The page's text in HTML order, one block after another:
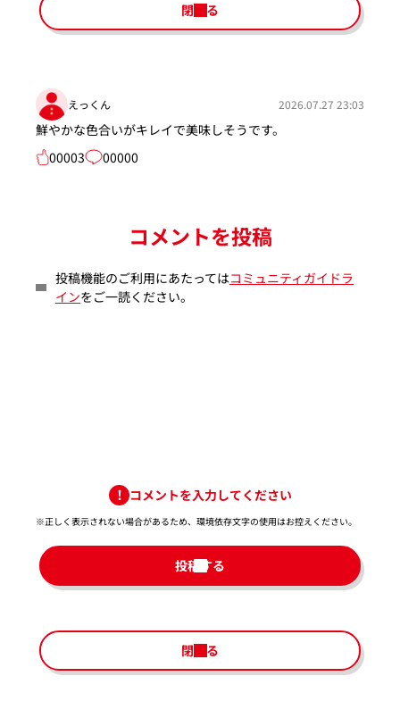
閉じる
えっくん 2026.07.27 23:03
鮮やかな色合いがキレイで美味しそうです。
00003
00000
コメントを投稿
投稿機能のご利用にあたってはコミュニティガイドラ
インをご一読ください。
コメントを入力してください
※正しく表示されない場合があるため、環境依存文字の使用はお控えください。​
投稿する
閉じる